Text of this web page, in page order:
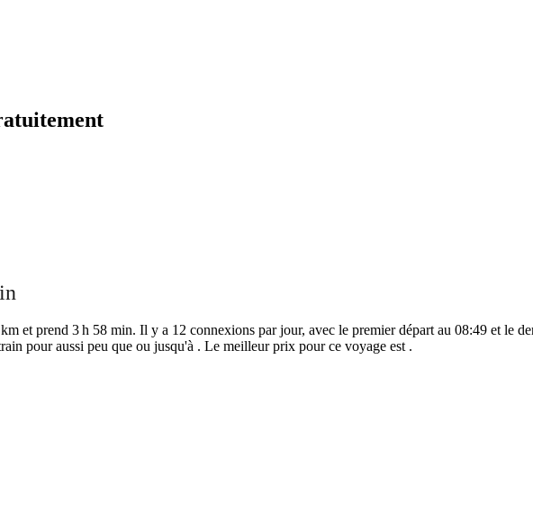
et prend 3 h 58 min. Il y a 12 connexions par jour, avec le premier départ au 08:49 et le
pour aussi peu que ou jusqu'à . Le meilleur prix pour ce voyage est .